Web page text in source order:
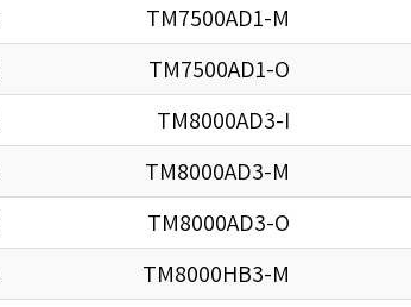
TM7500AD1-M
TM7500AD1-O
TM8000AD3-I
TM8000AD3-M
TM8000AD3-O
TM8000HB3-M